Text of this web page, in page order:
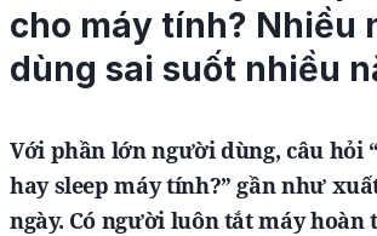
cho máy tính? Nhiều
dùng sai suốt nhiều
Với phần lớn người dùng, câu hỏi
hay sleep máy tính?” gần như
ngày. Có người luôn tắt máy hoàn